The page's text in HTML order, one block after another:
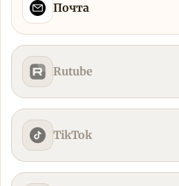
Почта
Rutube
TikTok